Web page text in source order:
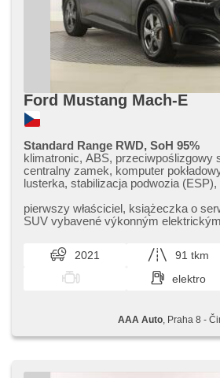
Ford Mustang Mach-E
Standard Range RWD, SoH 95%
klimatronic, ABS, przeciwpoślizgowy
centralny zamek, komputer
lusterka, stabilizacja podwozia
opon, USB, podgrzewana
wspomaganie układu kierowniczego,
pierwszy właściciel,​ książeczka o
SUV vybavené výkonným
2021 91 tkm
elektro
AAA Auto, Praha 8 -